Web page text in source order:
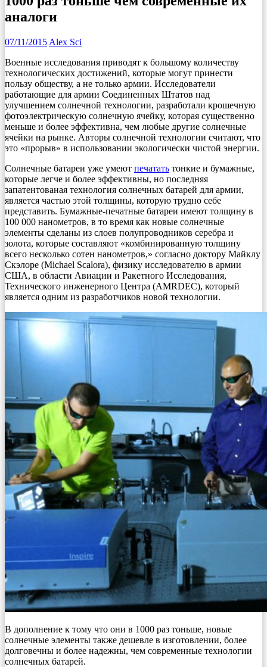
аналоги
07/11/2015 Alex Sci
Военные исследования приводят к большому количеству
технологических достижений, которые могут принести
пользу обществу, а не только армии. Исследователи
работающие для армии Соединенных Штатов над
улучшением солнечной технологии, разработали крошечную
фотоэлектрическую солнечную ячейку, которая существенно
меньше и более эффективна, чем любые другие солнечные
ячейки на рынке. Авторы солнечной технологии считают, что
это «прорыв» в использовании экологически чистой энергии.
Солнечные батареи уже умеют печатать тонкие и бумажные,
которые легче и более эффективны, но последняя
запатентованая технология солнечных батарей для армии,
является частью этой толщины, которую трудно себе
представить. Бумажные-печатные батареи имеют толщину в
100 000 нанометров, в то время как новые солнечные
элементы сделаны из слоев полупроводников серебра и
золота, которые составляют «комбинированную толщину
всего несколько сотен нанометров,» согласно доктору Майклу
Скэлоре (Michael Scalora), физику исследователю в армии
США, в области Авиации и Ракетного Исследования,
Технического инженерного Центра (AMRDEC), который
является одним из разработчиков новой технологии.
В дополнение к тому что они в 1000 раз тоньше, новые
солнечные элементы также дешевле в изготовлении, более
долговечны и более надежны, чем современные технологии
солнечных батарей.